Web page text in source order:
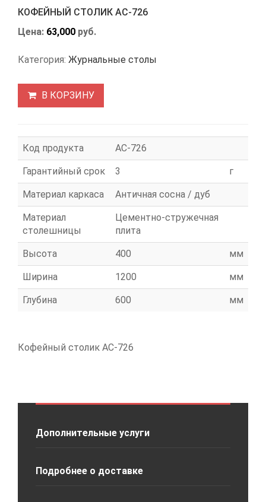
КОФЕЙНЫЙ СТОЛИК АС-726
Цена: 63,000 руб.
Категория: Журнальные столы
В КОРЗИНУ
Код продукта АС-726
Гарантийный срок 3 г
Материал каркаса Античная сосна / дуб
Материал
столешницы
Цементно-стружечная
плита
Высота 400 мм
Ширина 1200 мм
Глубина 600 мм
Кофейный столик АС-726
Дополнительные услуги
Подробнее о доставке